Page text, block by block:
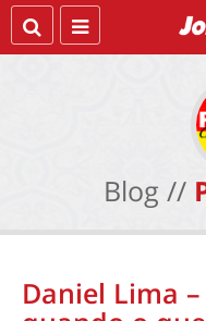
Blog //
Daniel Lima